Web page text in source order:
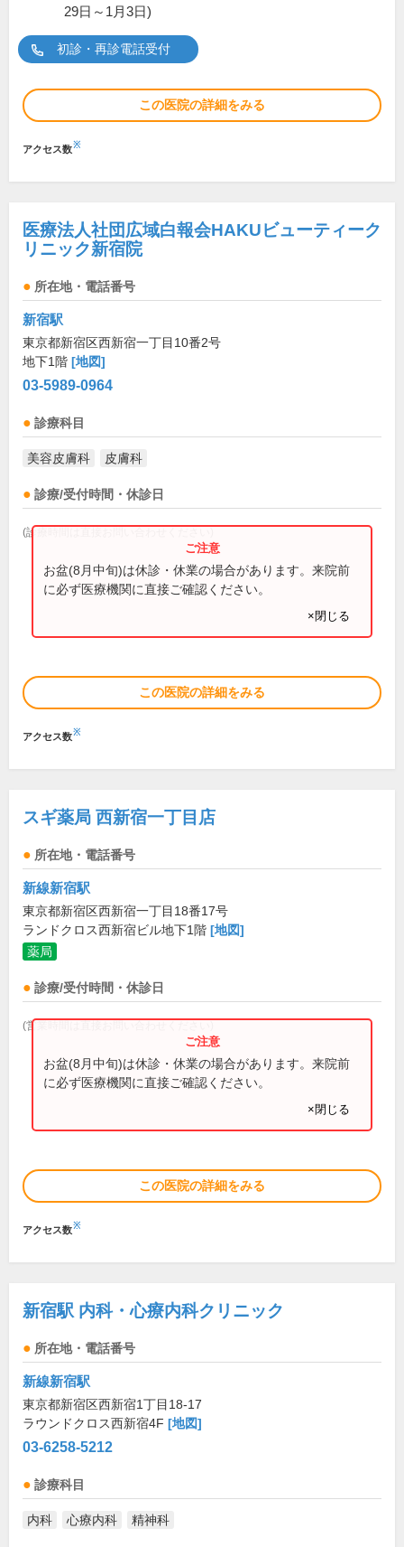
29日～1月3日)
初診・再診電話受付
この医院の詳細をみる
アクセス数※
医療法人社団広域白報会HAKUビューティーク
リニック新宿院
所在地・電話番号
新宿駅
東京都新宿区西新宿一丁目10番2号
地下1階 [地図]
03-5989-0964
診療科目
美容皮膚科 皮膚科
診療/受付時間・休診日
(診療時間は直接お問い合わせください)
お盆(8月中旬)は休診・休業の場合があります。来院前
に必ず医療機関に直接ご確認ください。
×閉じる
この医院の詳細をみる
アクセス数※
スギ薬局 西新宿一丁目店
所在地・電話番号
新線新宿駅
東京都新宿区西新宿一丁目18番17号
ランドクロス西新宿ビル地下1階 [地図]
薬局
診療/受付時間・休診日
(営業時間は直接お問い合わせください)
お盆(8月中旬)は休診・休業の場合があります。来院前
に必ず医療機関に直接ご確認ください。
×閉じる
この医院の詳細をみる
アクセス数※
新宿駅 内科・心療内科クリニック
所在地・電話番号
新線新宿駅
東京都新宿区西新宿1丁目18-17
ラウンドクロス西新宿4F [地図]
03-6258-5212
診療科目
内科 心療内科 精神科